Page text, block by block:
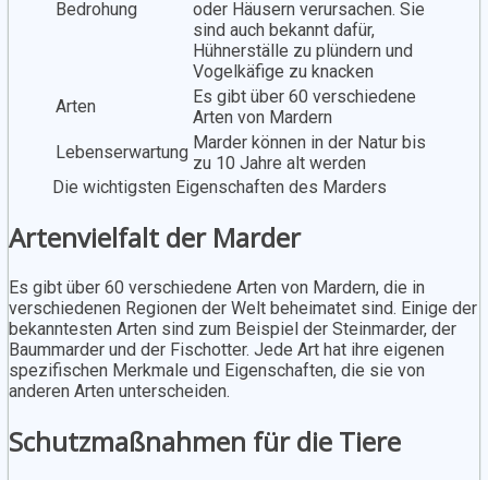
Bedrohung
oder Häusern verursachen. Sie
sind auch bekannt dafür,
Hühnerställe zu plündern und
Vogelkäfige zu knacken
Arten
Es gibt über 60 verschiedene
Arten von Mardern
Lebenserwartung Marder können in der Natur bis
zu 10 Jahre alt werden
Die wichtigsten Eigenschaften des Marders
Artenvielfalt der Marder
Es gibt über 60 verschiedene Arten von Mardern, die in
verschiedenen Regionen der Welt beheimatet sind. Einige der
bekanntesten Arten sind zum Beispiel der Steinmarder, der
Baummarder und der Fischotter. Jede Art hat ihre eigenen
spezifischen Merkmale und Eigenschaften, die sie von
anderen Arten unterscheiden.
Schutzmaßnahmen für die Tiere